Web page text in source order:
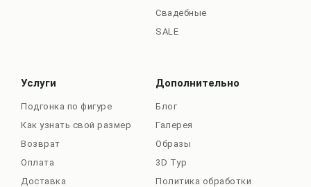
Свадебные
SALE
Услуги
Подгонка по фигуре
Как узнать свой размер
Возврат
Оплата
Доставка
Дополнительно
Блог
Галерея
Образы
3D Тур
Политика обработки